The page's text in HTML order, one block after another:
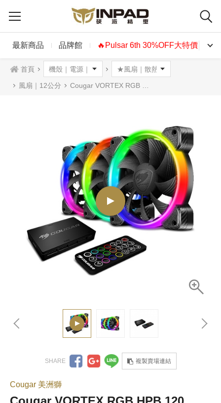
最新商品 品牌館 🔥Pulsar 6th 30%OFF大特價🔥
首頁
風扇｜12公分 Cougar VORTEX RGB HPB 120 PWM風扇 12公分 三風扇含控制器
複製賣場連結
Cougar 美洲獅